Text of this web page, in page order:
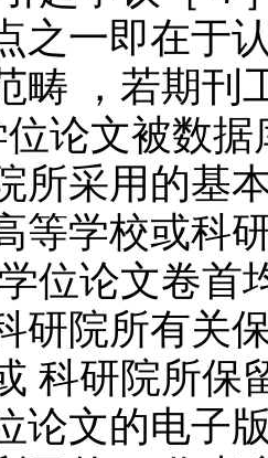
之一即在于
畴 ，若期刊
论文被数
所采用的基
等学校或科
位论文卷首
研院所有关
科研院所保
论文的电子